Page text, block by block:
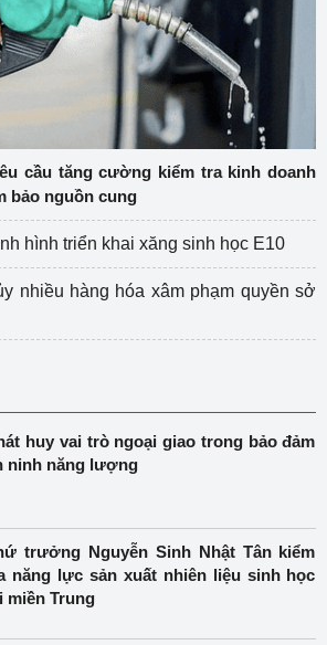
cầu tăng cường kiểm tra kinh doanh
bảo nguồn cung
hình triển khai xăng sinh học E10
nhiều hàng hóa xâm phạm quyền sở
huy vai trò ngoại giao trong bảo đảm
ninh năng lượng
trưởng Nguyễn Sinh Nhật Tân kiểm
năng lực sản xuất nhiên liệu sinh học
miền Trung